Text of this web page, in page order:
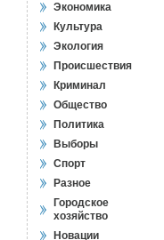
Экономика
Культура
Экология
Происшествия
Криминал
Общество
Политика
Выборы
Спорт
Разное
Городское
хозяйство
Новации